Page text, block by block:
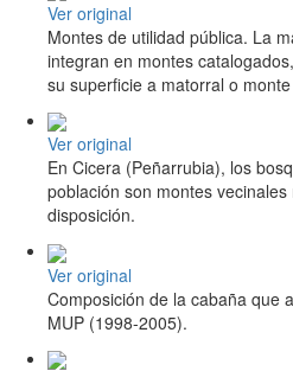
Ver original
Montes de utilidad pública. La
integran en montes
su superficie a matorral o
Ver original
En Cicera (Peñarrubia), los
población son montes
disposición.
Ver original
Composición de la cabaña que
MUP (1998-2005).